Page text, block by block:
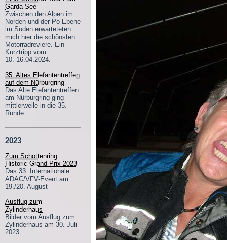
Garda-See
Zwischen den Alpen im
Norden und der Po-Ebene
im Süden erwarteteten
mich hier die schönsten
Motorradreviere. Ein
Kurztripp vom
10.-16.04.2024.
35. Altes Elefantentreffen
auf dem Nürburgring
Das Alte Elefantentreffen
am Nürburgring ging
mittlerweile in die 35.
Runde.
2023
Zum Schottenring
Historic Grand Prix 2023
Das 33. Internationale
ADAC/VFV-Event am
19./20. August
Ausflug zum
Zylinderhaus
Bilder vom Ausflug zum
Zylinderhaus am 30. Juli
2023